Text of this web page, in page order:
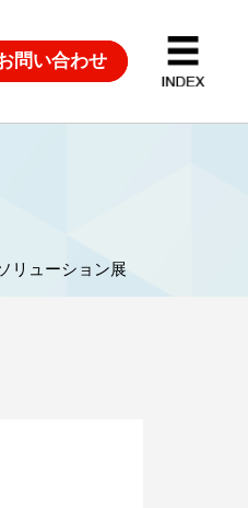
問い合わせ
リューション展